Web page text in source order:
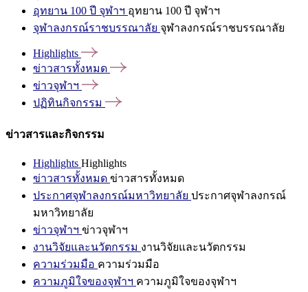
อุทยาน 100 ปี จุฬาฯ อุทยาน 100 ปี จุฬาฯ
จุฬาลงกรณ์ราชบรรณาลัย จุฬาลงกรณ์ราชบรรณาลัย
Highlights
ข่าวสารทั้งหมด
ข่าวจุฬาฯ
ปฏิทินกิจกรรม
ข่าวสารและกิจกรรม
Highlights Highlights
ข่าวสารทั้งหมด ข่าวสารทั้งหมด
ประกาศจุฬาลงกรณ์มหาวิทยาลัย ประกาศจุฬาลงกรณ์
มหาวิทยาลัย
ข่าวจุฬาฯ ข่าวจุฬาฯ
งานวิจัยและนวัตกรรม งานวิจัยและนวัตกรรม
ความร่วมมือ ความร่วมมือ
ความภูมิใจของจุฬาฯ ความภูมิใจของจุฬาฯ